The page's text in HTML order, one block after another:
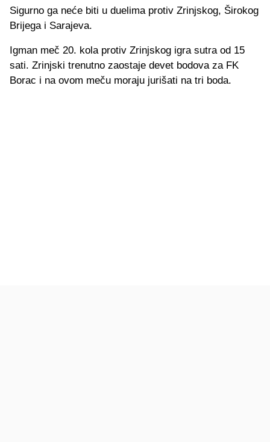
Sigurno ga neće biti u duelima protiv Zrinjskog, Širokog
Brijega i Sarajeva.
Igman meč 20. kola protiv Zrinjskog igra sutra od 15
sati. Zrinjski trenutno zaostaje devet bodova za FK
Borac i na ovom meču moraju jurišati na tri boda.